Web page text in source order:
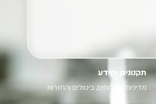
תקנונים ומידע
מדיניות משלוחים, ביטולים והחזרות